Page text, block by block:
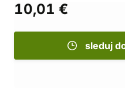
10,01 €
sleduj